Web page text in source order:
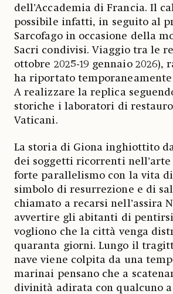
dell’Accademia di Francia. Il
possibile infatti, in seguito al
Sarcofago in occasione della
Sacri condivisi. Viaggio tra le
ottobre 2025-19 gennaio 2026),
ha riportato
A realizzare la replica
storiche i laboratori di
Vaticani.
La storia di Giona inghiottito
dei soggetti ricorrenti
forte parallelismo con la vita
simbolo di resurrezione e di
chiamato a recarsi nell’assira
avvertire gli abitanti di pentirsi
vogliono che la città venga
quaranta giorni. Lungo il
nave viene colpita da una
marinai pensano che a
divinità adirata con qualcuno